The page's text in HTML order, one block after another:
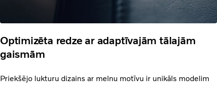
Optimizēta redze ar adaptīvajām tālajām
gaismām
Priekšējo lukturu dizains ar melnu motīvu ir unikāls modelim